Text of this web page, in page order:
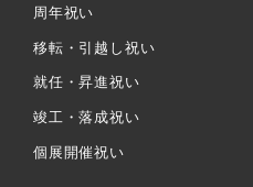
周年祝い
移転・引越し祝い
就任・昇進祝い
竣工・落成祝い
個展開催祝い